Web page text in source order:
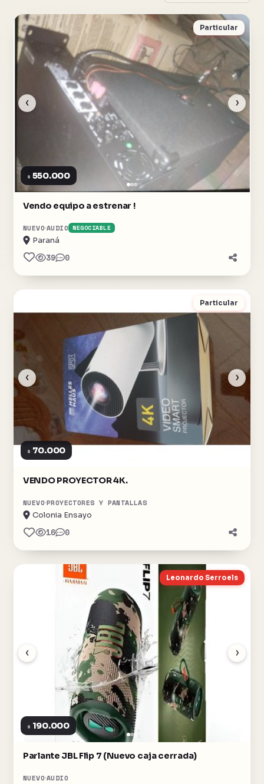
‹ ›
Particular
$ 550.000
Vendo equipo a estrenar !
NUEVO AUDIO NEGOCIABLE
Paraná
39 0
‹ ›
Particular
$ 70.000
VENDO PROYECTOR 4K.
NUEVO PROYECTORES Y PANTALLAS
Colonia Ensayo
16 0
‹ ›
Leonardo Serroels
$ 190.000
Parlante JBL Flip 7 (Nuevo caja cerrada)
NUEVO AUDIO